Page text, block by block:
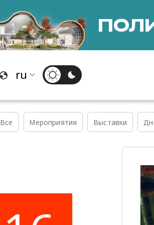
Все Мероприятия Выставки